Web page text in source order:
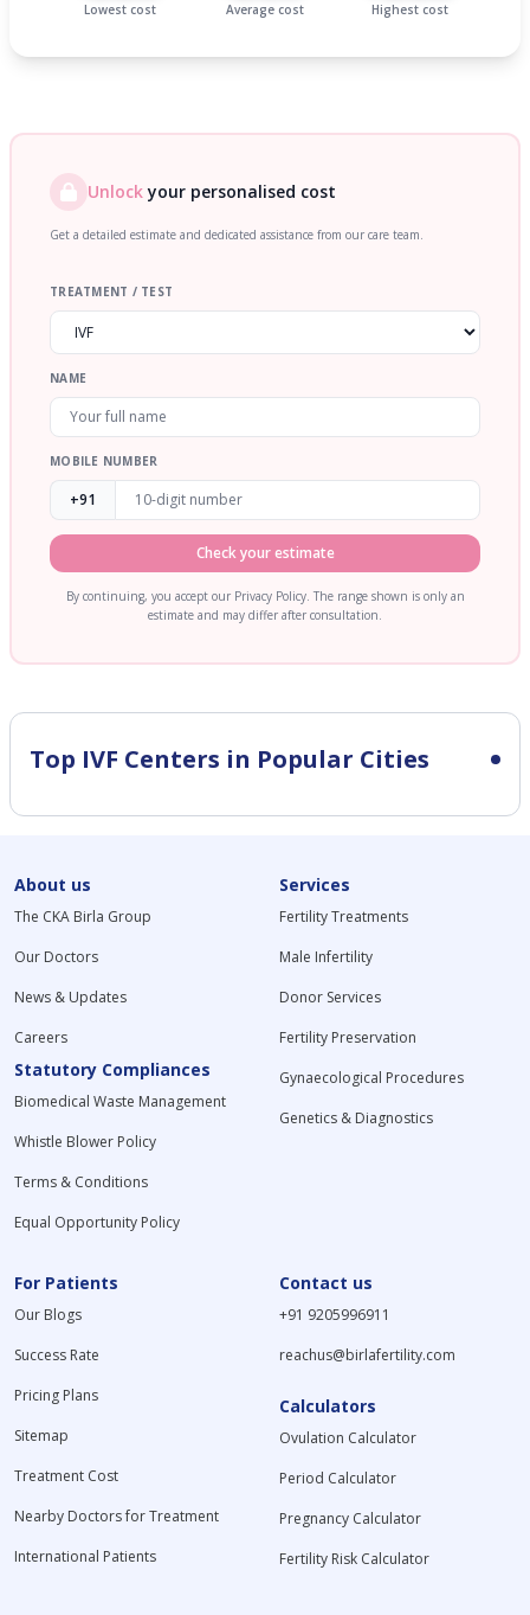
Lowest cost Average cost Highest cost
Unlockyour personalised cost
Get a detailed estimate and dedicated assistance from our care team.
TREATMENT / TEST
NAME
MOBILE NUMBER
+91
Check your estimate
By continuing, you accept our Privacy Policy. The range shown is only an
estimate and may differ after consultation.
Top IVF Centers in Popular Cities
About us
The CKA Birla Group
Our Doctors
News & Updates
Careers
Statutory Compliances
Biomedical Waste Management
Whistle Blower Policy
Terms & Conditions
Equal Opportunity Policy
Services
Fertility Treatments
Male Infertility
Donor Services
Fertility Preservation
Gynaecological Procedures
Genetics & Diagnostics
For Patients
Our Blogs
Success Rate
Pricing Plans
Sitemap
Treatment Cost
Nearby Doctors for Treatment
International Patients
Contact us
+91 9205996911
reachus@birlafertility.com
Calculators
Ovulation Calculator
Period Calculator
Pregnancy Calculator
Fertility Risk Calculator